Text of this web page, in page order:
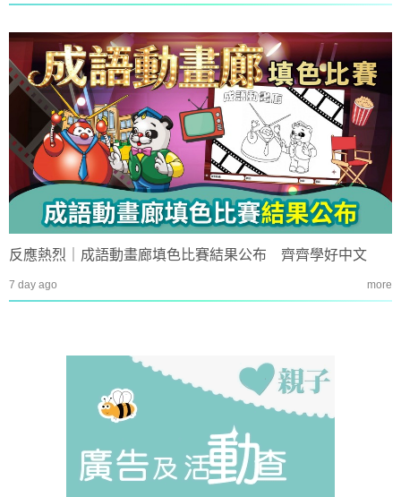
反應熱烈｜成語動畫廊填色比賽結果公布 齊齊學好中文
7 day ago more